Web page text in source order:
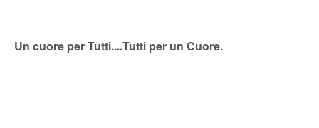
Un cuore per Tutti....Tutti per un Cuore.